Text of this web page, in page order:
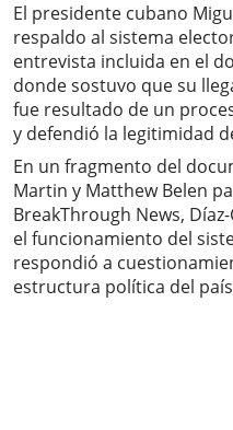
El presidente cubano
respaldo al sistema
entrevista incluida en el
donde sostuvo que su
fue resultado de un
y defendió la legitimidad
En un fragmento del
Martin y Matthew Belen
BreakThrough News,
el funcionamiento del
respondió a
estructura política del